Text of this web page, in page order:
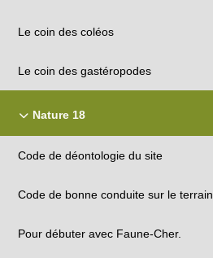
Le coin des coléos
Le coin des gastéropodes
Nature 18
Code de déontologie du site
Code de bonne conduite sur le terrain
Pour débuter avec Faune-Cher.